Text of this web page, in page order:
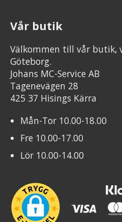
Vår butik
Välkommen till vår butik,
Göteborg.
Johans MC-Service AB
Tagenevägen 28
425 37 Hisings Kärra
Mån-Tor 10.00-18.00
Fre 10.00-17.00
Lör 10.00-14.00